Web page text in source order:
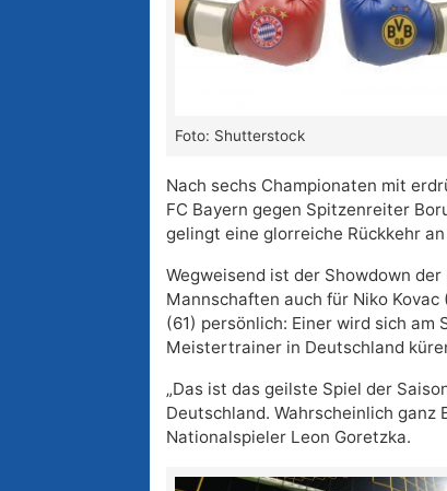
Foto: Shutterstock
Nach sechs Championaten mit
FC Bayern gegen Spitzenreiter
gelingt eine glorreiche Rückkehr
Wegweisend ist der Showdown
Mannschaften auch für Niko
(61) persönlich: Einer wird sich am
Meistertrainer in Deutschland
„Das ist das geilste Spiel der
Deutschland. Wahrscheinlich ganz
Nationalspieler Leon Goretzka.